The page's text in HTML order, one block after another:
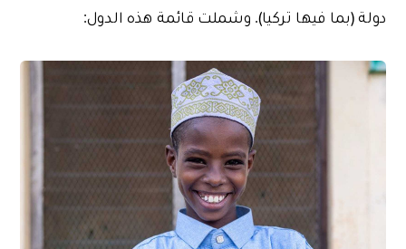
دولة (بما فيها تركيا). وشملت قائمة هذه الدول: